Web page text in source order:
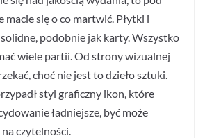
macie się o co martwić. Płytki i
podobnie jak karty. Wszystko
wiele partii. Od strony wizualnej
choć nie jest to dzieło sztuki.
styl graficzny ikon, które
ładniejsze, być może
czytelności.